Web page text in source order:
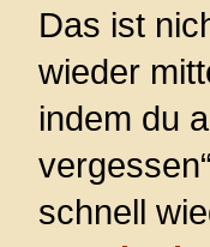
Das ist
wieder
indem du
schnell